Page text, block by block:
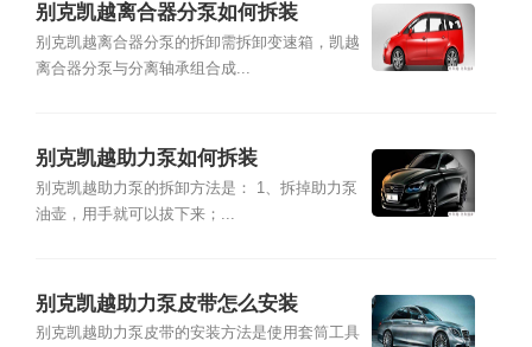
别克凯越离合器分泵如何拆装
别克凯越离合器分泵的拆卸需拆卸变速箱，凯越
离合器分泵与分离轴承组合成...
别克凯越助力泵如何拆装
别克凯越助力泵的拆卸方法是： 1、拆掉助力泵
油壶，用手就可以拔下来；...
别克凯越助力泵皮带怎么安装
别克凯越助力泵皮带的安装方法是使用套筒工具